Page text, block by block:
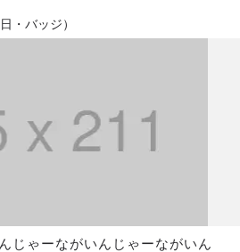
・バッジ）
じゃーながいんじゃーながいん